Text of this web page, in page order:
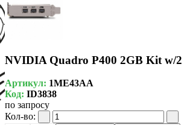
NVIDIA Quadro P400 2GB Kit w/2
Артикул: 1ME43AA
Код: ID3838
по запросу
Кол-во: